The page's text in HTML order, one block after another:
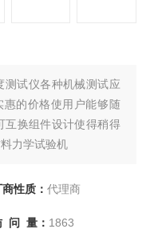
测试仪各种机械测试应
惠的价格使用户能够随
互换组件设计使得稍得
力学试验机
具和夹具可用于适应
商性质： 代理商
问 量： 1863